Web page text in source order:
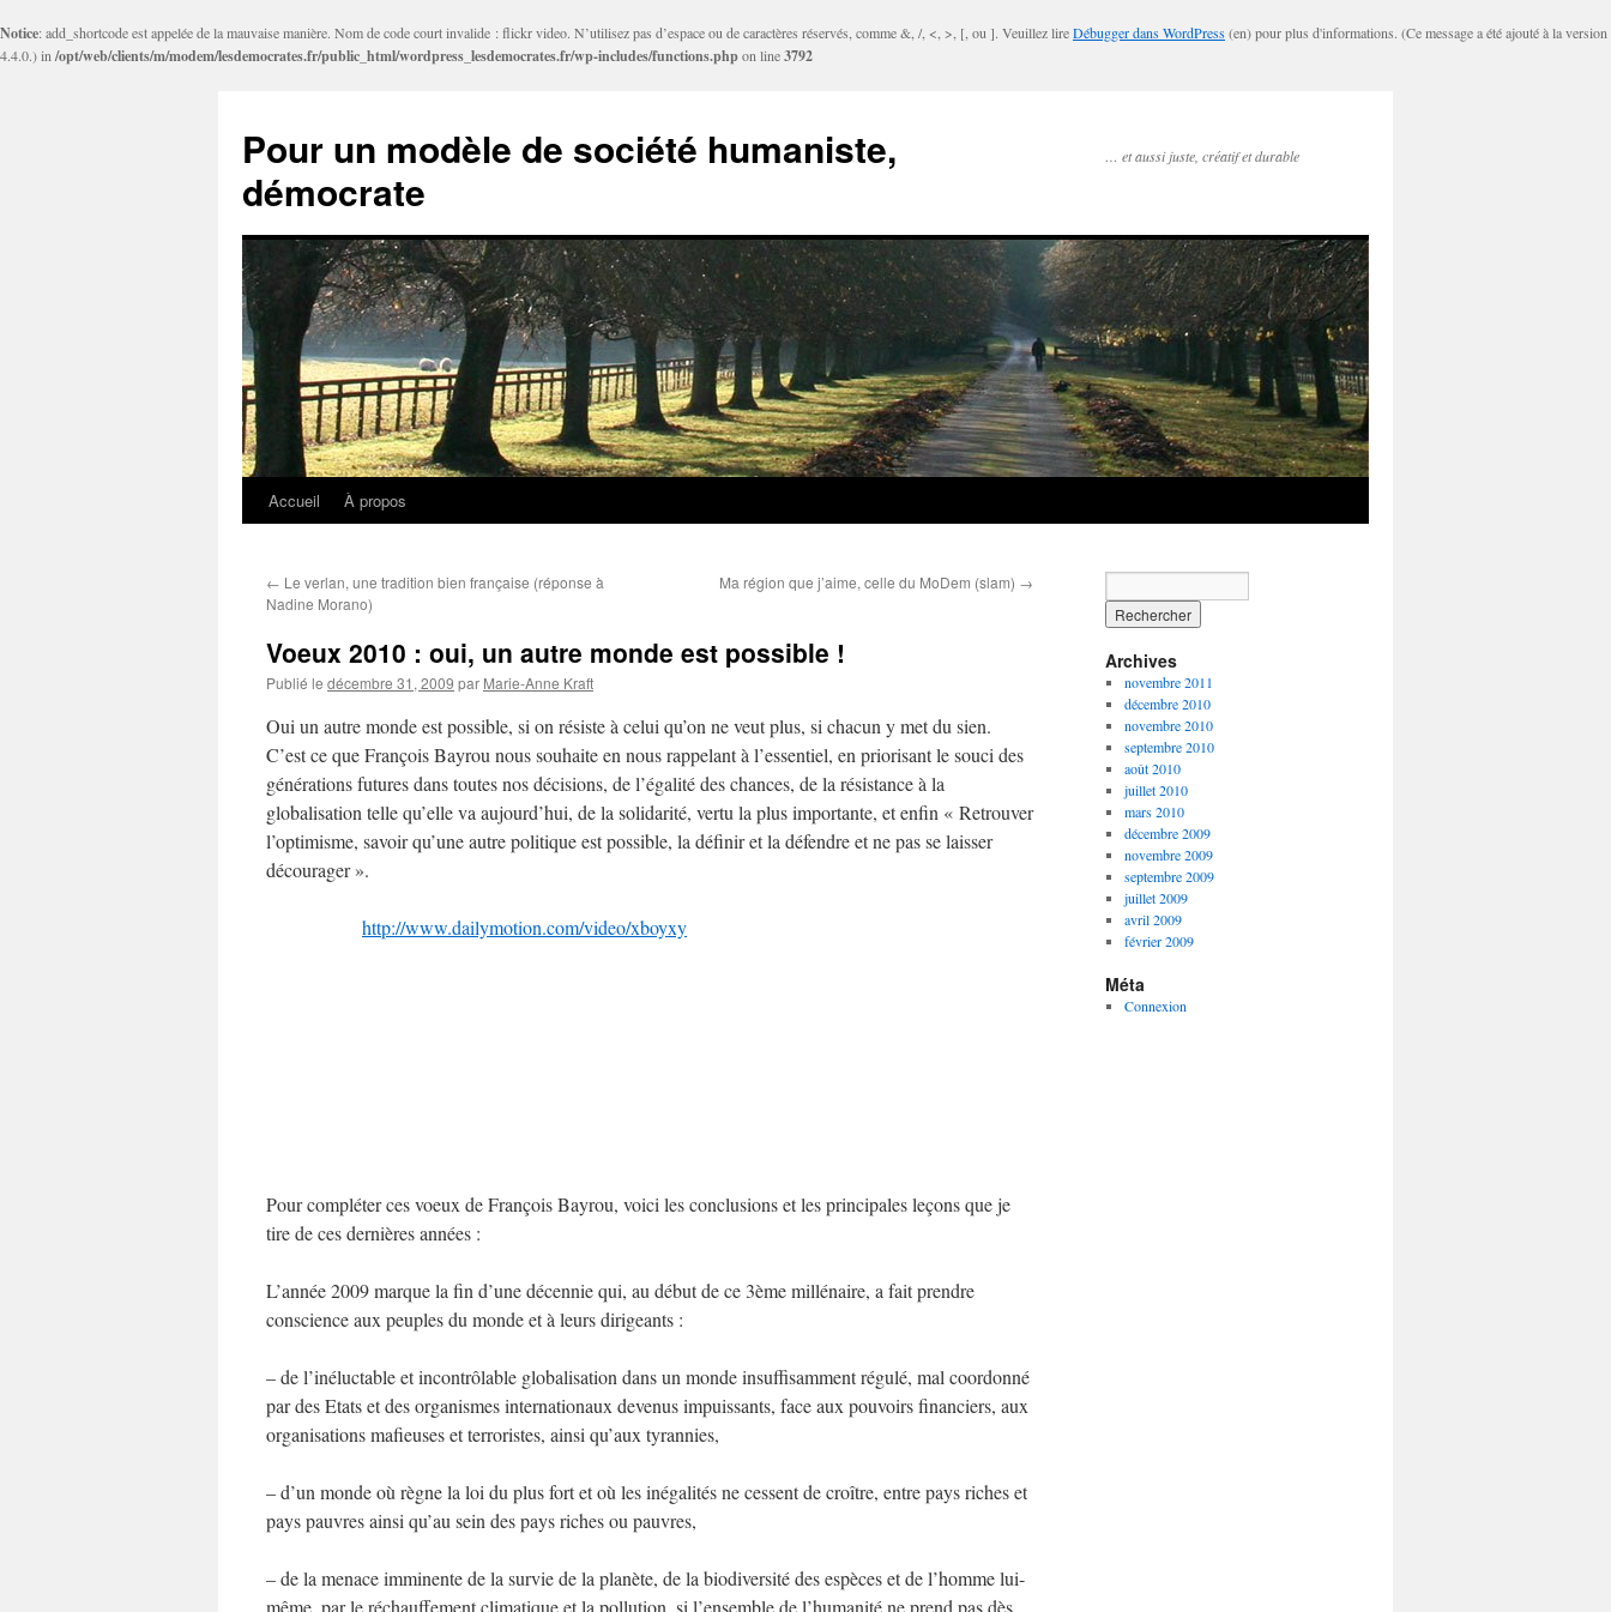
Notice: add_shortcode est appelée de la mauvaise manière. Nom de code court invalide : flickr video. N’utilisez pas d’espace ou de caractères réservés, comme &, /, <, >, [, ou ]. Veuillez lireDébugger dans WordPress(en) pour plus d'informations. (Ce message a été ajouté à la version
4.4.0.) in /opt/web/clients/m/modem/lesdemocrates.fr/public_html/wordpress_lesdemocrates.fr/wp-includes/functions.phpon line3792
Pour un modèle de société humaniste,
démocrate
… et aussi juste, créatif et durable
Aller
contenu
Accueil À propos
← Le verlan, une tradition bien française (réponse à
Nadine Morano)
Ma région que j’aime, celle du MoDem (slam) →
Voeux 2010 : oui, un autre monde est possible !
Publié le décembre 31, 2009 par Marie-Anne Kraft
Oui un autre monde est possible, si on résiste à celui qu’on ne veut plus, si chacun y met du sien.
C’est ce que François Bayrou nous souhaite en nous rappelant à l’essentiel, en priorisant le souci des
générations futures dans toutes nos décisions, de l’égalité des chances, de la résistance à la
globalisation telle qu’elle va aujourd’hui, de la solidarité, vertu la plus importante, et enfin « Retrouver
l’optimisme, savoir qu’une autre politique est possible, la définir et la défendre et ne pas se laisser
décourager ».
http://www.dailymotion.com/video/xboyxy
Pour compléter ces voeux de François Bayrou, voici les conclusions et les principales leçons que je
tire de ces dernières années :
L’année 2009 marque la fin d’une décennie qui, au début de ce 3ème millénaire, a fait prendre
conscience aux peuples du monde et à leurs dirigeants :
– de l’inéluctable et incontrôlable globalisation dans un monde insuffisamment régulé, mal coordonné
par des Etats et des organismes internationaux devenus impuissants, face aux pouvoirs financiers, aux
organisations mafieuses et terroristes, ainsi qu’aux tyrannies,
– d’un monde où règne la loi du plus fort et où les inégalités ne cessent de croître, entre pays riches et
pays pauvres ainsi qu’au sein des pays riches ou pauvres,
– de la menace imminente de la survie de la planète, de la biodiversité des espèces et de l’homme lui-
même, par le réchauffement climatique et la pollution, si l’ensemble de l’humanité ne prend pas dès
Archives
novembre 2011
décembre 2010
novembre 2010
septembre 2010
août 2010
juillet 2010
mars 2010
décembre 2009
novembre 2009
septembre 2009
juillet 2009
avril 2009
février 2009
Méta
Connexion